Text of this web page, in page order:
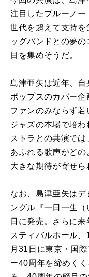
注目したブルーノ
世代を超えて支持
ッグバンドとの夢
目を集めそうだ。
島津亜矢は近年、
ポップスのカバー
ファンのみならず若
ジャズの本場で培
ストラとの共演で
あふれる歌声がどの
大きな期待が寄せら
なお、島津亜矢は
ングル『一日一生
日に発売。さらに
スティバルホール
月31日に東京・国
ー40周年を締めく